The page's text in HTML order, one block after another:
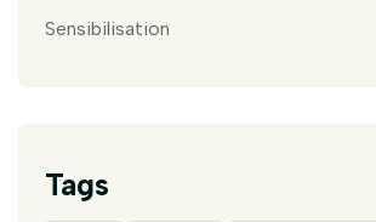
Sensibilisation
Tags